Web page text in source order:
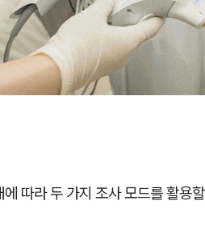
따라 두 가지 조사 모드를 활용